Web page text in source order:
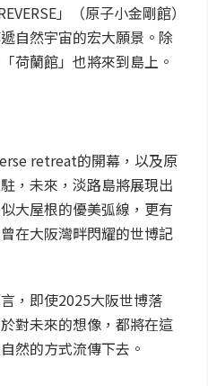
」（原子小金剛館）
自然宇宙的宏大願景。除
荷蘭館」也將來到島上。
retreat的開幕，以及原
，未來，淡路島將展現出
大屋根的優美弧線，更有
在大阪灣畔閃耀的世博記
，即使2025大阪世博落
對未來的想像，都將在這
然的方式流傳下去。